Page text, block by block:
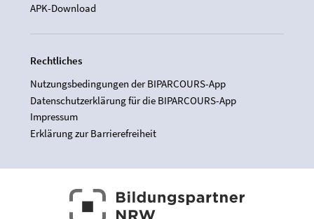
APK-Download
Rechtliches
Nutzungsbedingungen der BIPARCOURS-App
Datenschutzerklärung für die BIPARCOURS-App
Impressum
Erklärung zur Barrierefreiheit